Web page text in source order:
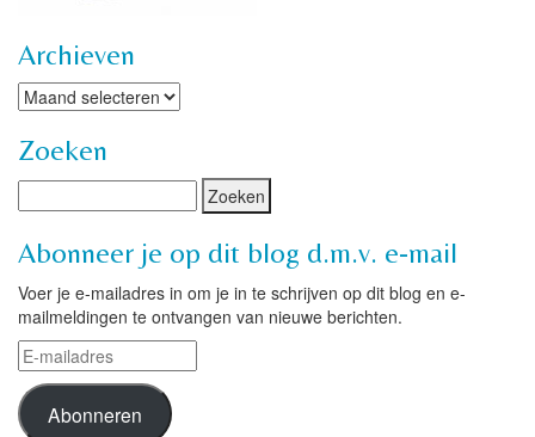
Archieven
Archieven
Zoeken
Abonneer je op dit blog d.m.v. e-mail
Voer je e-mailadres in om je in te schrijven op dit blog en e-
mailmeldingen te ontvangen van nieuwe berichten.
E-
mailadres
Abonneren